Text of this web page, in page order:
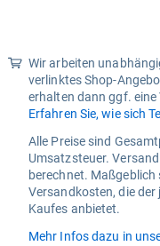
Wir arbeiten
verlinktes Shop-
erhalten dann ggf.
Erfahren Sie, wie sich
Alle Preise sind
Umsatzsteuer.
berechnet.
Versandkosten, die
Kaufes anbietet.
Mehr Infos dazu in